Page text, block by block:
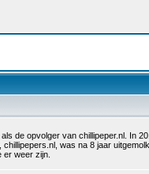
de opvolger van chillipeper.nl. In
was na 8 jaar
er weer zijn.